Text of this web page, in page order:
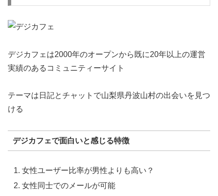
デジカフェは2000年のオープンから既に20年以上の運営
実績のあるコミュニティーサイト
テーマは日記とチャットで山梨県丹波山村の出会いを見つ
ける
デジカフェで面白いと感じる特徴
女性ユーザー比率が男性よりも高い？
女性同士でのメールが可能